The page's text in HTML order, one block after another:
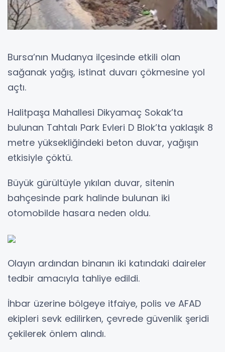
Bursa’nın Mudanya ilçesinde etkili olan
sağanak yağış, istinat duvarı çökmesine yol
açtı.
Halitpaşa Mahallesi Dikyamaç Sokak’ta
bulunan Tahtalı Park Evleri D Blok’ta yaklaşık 8
metre yüksekliğindeki beton duvar, yağışın
etkisiyle çöktü.
Büyük gürültüyle yıkılan duvar, sitenin
bahçesinde park halinde bulunan iki
otomobilde hasara neden oldu.
Olayın ardından binanın iki katındaki daireler
tedbir amacıyla tahliye edildi.
İhbar üzerine bölgeye itfaiye, polis ve AFAD
ekipleri sevk edilirken, çevrede güvenlik şeridi
çekilerek önlem alındı.